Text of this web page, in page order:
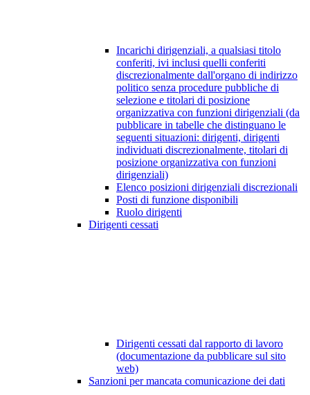
Incarichi dirigenziali, a qualsiasi titolo
conferiti, ivi inclusi quelli conferiti
discrezionalmente dall'organo di indirizzo
politico senza procedure pubbliche di
selezione e titolari di posizione
organizzativa con funzioni dirigenziali (da
pubblicare in tabelle che distinguano le
seguenti situazioni: dirigenti, dirigenti
individuati discrezionalmente, titolari di
posizione organizzativa con funzioni
dirigenziali)
Elenco posizioni dirigenziali discrezionali
Posti di funzione disponibili
Ruolo dirigenti
Dirigenti cessati
Dirigenti cessati dal rapporto di lavoro
(documentazione da pubblicare sul sito
web)
Sanzioni per mancata comunicazione dei dati